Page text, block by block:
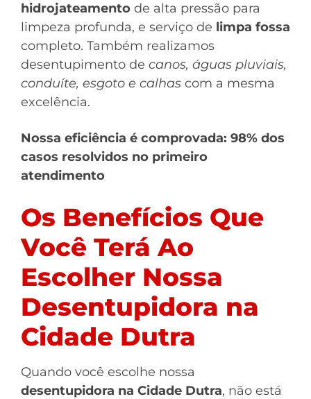
hidrojateamento de alta pressão para
limpeza profunda, e serviço de limpa fossa
completo. Também realizamos
desentupimento de canos, águas pluviais,
conduíte, esgoto e calhas com a mesma
excelência.
Nossa eficiência é comprovada: 98% dos
casos resolvidos no primeiro
atendimento
Os Benefícios Que
Você Terá Ao
Escolher Nossa
Desentupidora na
Cidade Dutra
Quando você escolhe nossa
desentupidora na Cidade Dutra, não está